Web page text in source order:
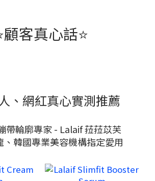
顧客真心話⭐
、網紅真心實測推薦
帶輪廓專家 - Lalaif 菈菈苡芙
、韓國專業美容機構指定愛用